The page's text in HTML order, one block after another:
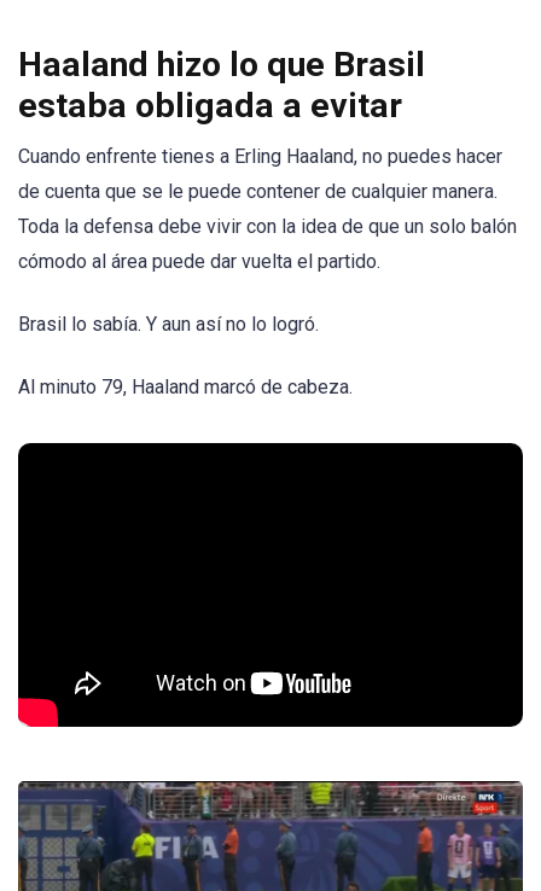
Haaland hizo lo que Brasil
estaba obligada a evitar
Cuando enfrente tienes a Erling Haaland, no puedes hacer
de cuenta que se le puede contener de cualquier manera.
Toda la defensa debe vivir con la idea de que un solo balón
cómodo al área puede dar vuelta el partido.
Brasil lo sabía. Y aun así no lo logró.
Al minuto 79, Haaland marcó de cabeza.